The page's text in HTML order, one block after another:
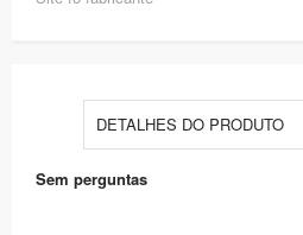
DETALHES DO PRODUTO
Sem perguntas